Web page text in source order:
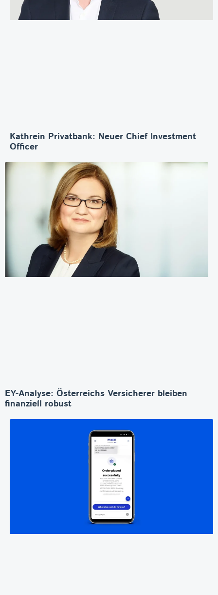
Kathrein Privatbank: Neuer Chief Investment
Officer
EY-Analyse: Österreichs Versicherer bleiben
finanziell robust